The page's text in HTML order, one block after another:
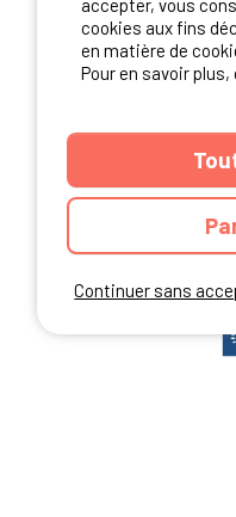
NOS
Continuer sans
accepter, vous
cookies aux fins
en matière de
Pour en savoir